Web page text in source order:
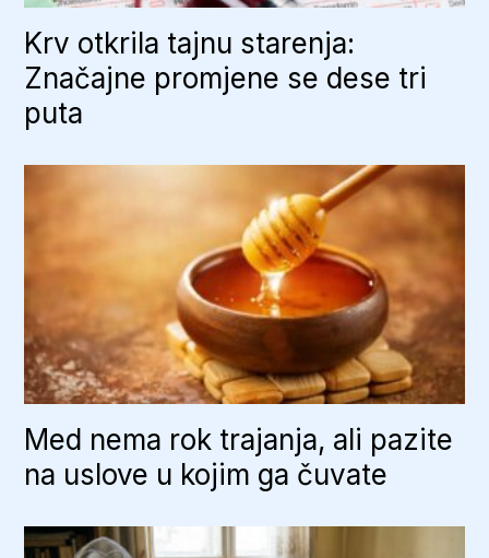
Krv otkrila tajnu starenja:
Značajne promjene se dese tri
puta
Med nema rok trajanja, ali pazite
na uslove u kojim ga čuvate